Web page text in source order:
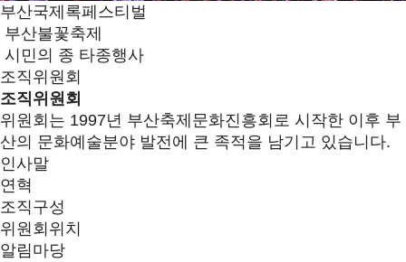
부산국제록페스티벌
부산불꽃축제
시민의 종 타종행사
조직위원회
조직위원회
위원회는 1997년 부산축제문화진흥회로 시작한 이후 부
산의 문화예술분야 발전에 큰 족적을 남기고 있습니다.
인사말
연혁
조직구성
위원회위치
알림마당